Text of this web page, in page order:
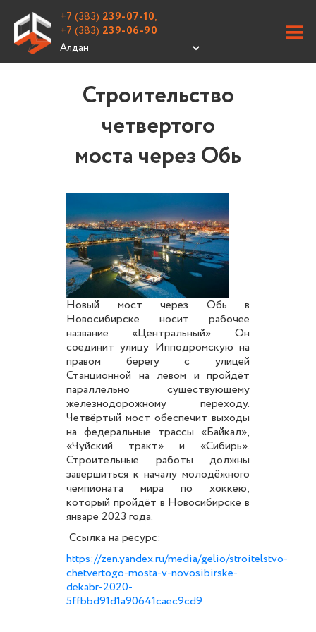
+7 (383) 239-07-10,
+7 (383) 239-06-90
Строительство
четвертого
моста через Обь
Новый мост через Обь в
Новосибирске носит рабочее
название «Центральный». Он
соединит улицу Ипподромскую на
правом берегу с улицей
Станционной на левом и пройдёт
параллельно существующему
железнодорожному переходу.
Четвёртый мост обеспечит выходы
на федеральные трассы «Байкал»,
«Чуйский тракт» и «Сибирь».
Строительные работы должны
завершиться к началу молодёжного
чемпионата мира по хоккею,
который пройдёт в Новосибирске в
январе 2023 года.
Ссылка на ресурс:
https://zen.yandex.ru/media/gelio/stroitelstvo-
chetvertogo-mosta-v-novosibirske-
dekabr-2020-
5ffbbd91d1a90641caec9cd9